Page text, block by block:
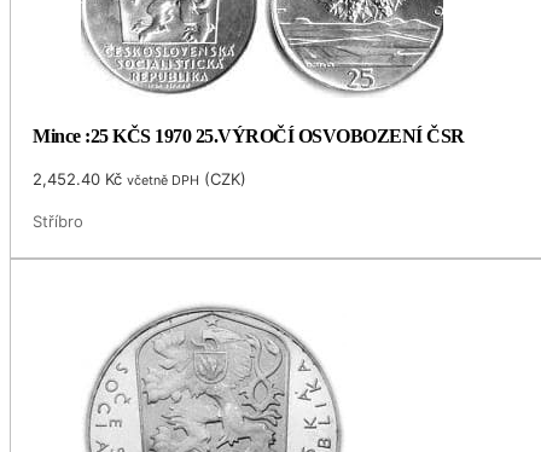
Mince :25 KČS 1970 25.VÝROČÍ OSVOBOZENÍ ČSR
2,452.40 Kč včetně DPH (CZK)
Stříbro